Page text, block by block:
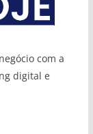
com a
digital e